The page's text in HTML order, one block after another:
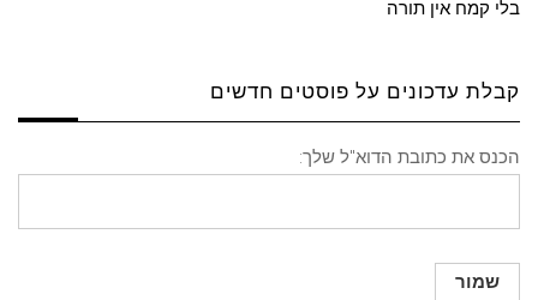
בלי קמח אין תורה
קבלת עדכונים על פוסטים חדשים
הכנס את כתובת הדוא"ל שלך: